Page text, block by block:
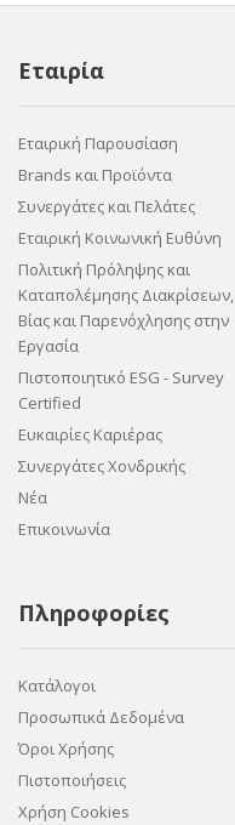
Εταιρία
Εταιρική Παρουσίαση
Brands και Προϊόντα
Συνεργάτες και Πελάτες
Εταιρική Κοινωνική Ευθύνη
Πολιτική Πρόληψης και
Καταπολέμησης Διακρίσεων,
Βίας και Παρενόχλησης στην
Εργασία
Πιστοποιητικό ESG - Survey
Certified
Ευκαιρίες Καριέρας
Συνεργάτες Χονδρικής
Νέα
Επικοινωνία
Πληροφορίες
Κατάλογοι
Προσωπικά Δεδομένα
Όροι Χρήσης
Πιστοποιήσεις
Χρήση Cookies